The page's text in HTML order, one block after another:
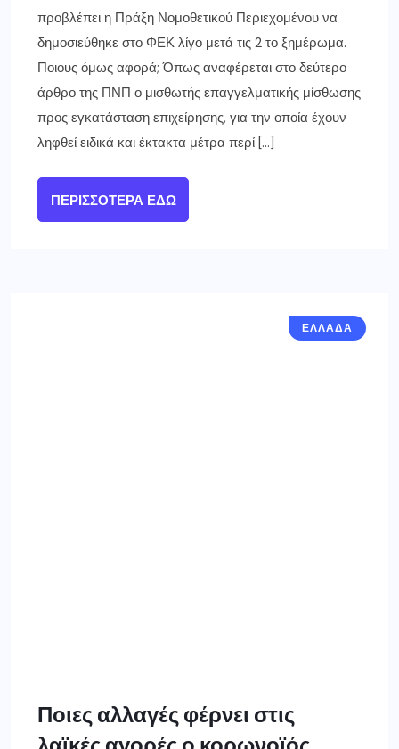
προβλέπει η Πράξη Νομοθετικού Περιεχομένου να
δημοσιεύθηκε στο ΦΕΚ λίγο μετά τις 2 το ξημέρωμα.
Ποιους όμως αφορά; Όπως αναφέρεται στο δεύτερο
άρθρο της ΠΝΠ ο μισθωτής επαγγελματικής μίσθωσης
προς εγκατάσταση επιχείρησης, για την οποία έχουν
ληφθεί ειδικά και έκτακτα μέτρα περί […]
ΠΕΡΙΣΣΌΤΕΡΑ ΕΔΏ
ΕΛΛΑΔΑ
Ποιες αλλαγές φέρνει στις
λαϊκές αγορές ο κορωνοϊός